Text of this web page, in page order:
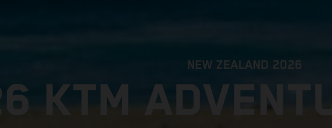
NEW ZEALAND 2026
KTM